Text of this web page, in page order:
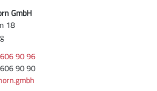
GmbH
18
90 96
90 90